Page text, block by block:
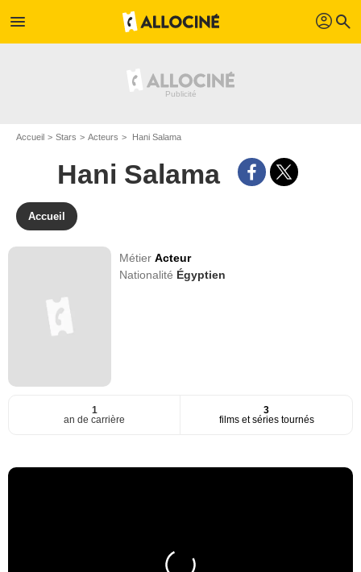
menu profil search
Accueil Stars Acteurs Hani Salama
Hani Salama
Accueil
MétierActeur
Nationalité Égyptien
1
an de carrière
3
films et séries tournés